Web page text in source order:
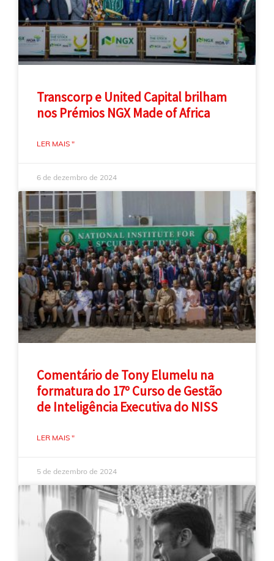
Transcorp e United Capital brilham
nos Prémios NGX Made of Africa
LER MAIS "
6 de dezembro de 2024
Comentário de Tony Elumelu na
formatura do 17º Curso de Gestão
de Inteligência Executiva do NISS
LER MAIS "
5 de dezembro de 2024